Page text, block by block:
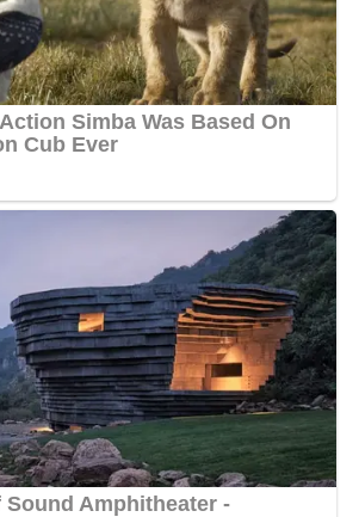
richesse et la diversité de la scène
cette annonce est perçue
logique qui récompense des
duo en perspective, cette rencontre
montante du Gabon et l’icône
Kinshasa vient confirmer le
des musiques urbaines
des frontières. L’impatience est
comble, le public guettant chaque
imminente de ce titre qui s’annonce
hymne incontournable.